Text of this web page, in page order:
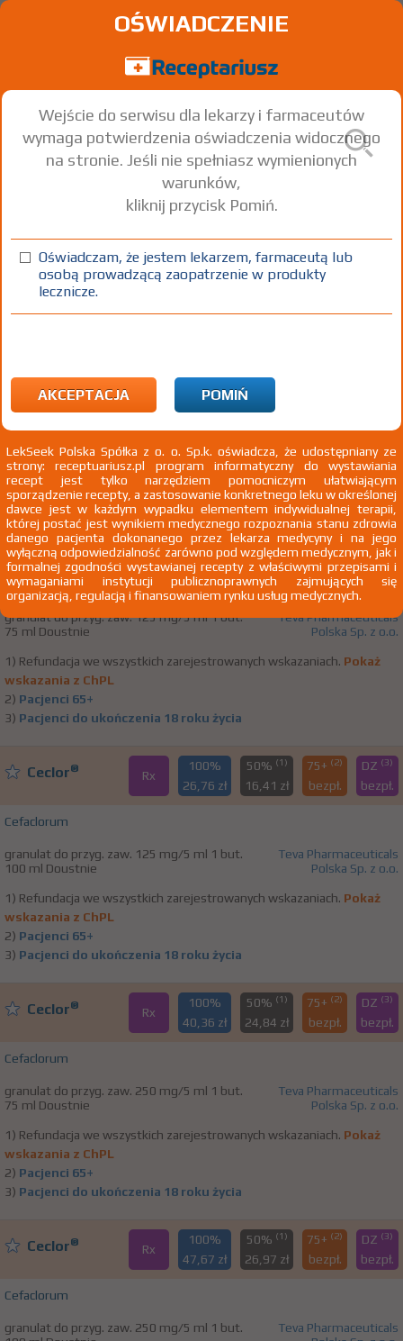
Znaleziono wyników:
J01 Leki przeciwbakteryjne stosowane ogólnie
J01D Inne antybiotyki β-laktamowe
J01DC04 Cefaklor
Ceclor® Rx
100%
21,14 zł
50%(1)
13,38 zł
75+(2)
bezpł.
DZ(3)
bezpł.
Cefaclorum
granulat do przyg. zaw. 125 mg/5 ml 1 but.
75 ml Doustnie
Teva Pharmaceuticals
Polska Sp. z o.o.
1) Refundacja we wszystkich zarejestrowanych wskazaniach. Pokaż
wskazania z ChPL
2) Pacjenci 65+
3) Pacjenci do ukończenia 18 roku życia
Ceclor® Rx
100%
26,76 zł
50% (1)
16,41 zł
75+ (2)
bezpł.
DZ (3)
bezpł.
Cefaclorum
granulat do przyg. zaw. 125 mg/5 ml 1 but.
100 ml Doustnie
Teva Pharmaceuticals
Polska Sp. z o.o.
1) Refundacja we wszystkich zarejestrowanych wskazaniach. Pokaż
wskazania z ChPL
2) Pacjenci 65+
3) Pacjenci do ukończenia 18 roku życia
Ceclor® Rx
100%
40,36 zł
50% (1)
24,84 zł
75+ (2)
bezpł.
DZ (3)
bezpł.
Cefaclorum
granulat do przyg. zaw. 250 mg/5 ml 1 but.
75 ml Doustnie
Teva Pharmaceuticals
Polska Sp. z o.o.
1) Refundacja we wszystkich zarejestrowanych wskazaniach. Pokaż
wskazania z ChPL
2) Pacjenci 65+
3) Pacjenci do ukończenia 18 roku życia
Ceclor® Rx
100%
47,67 zł
50% (1)
26,97 zł
75+ (2)
bezpł.
DZ (3)
bezpł.
Cefaclorum
granulat do przyg. zaw. 250 mg/5 ml 1 but.
Teva Pharmaceuticals
OŚWIADCZENIE
Wejście do serwisu dla lekarzy i farmaceutów
wymaga potwierdzenia oświadczenia widocznego
na stronie. Jeśli nie spełniasz wymienionych
warunków,
kliknij przycisk Pomiń.
Oświadczam, że jestem lekarzem, farmaceutą lub
osobą prowadzącą zaopatrzenie w produkty
lecznicze.
AKCEPTACJA POMIŃ
LekSeek Polska Spółka z o. o. Sp.k. oświadcza, że udostępniany ze
strony: receptuariusz.pl program informatyczny do wystawiania
recept jest tylko narzędziem pomocniczym ułatwiającym
sporządzenie recepty, a zastosowanie konkretnego leku w określonej
dawce jest w każdym wypadku elementem indywidualnej terapii,
której postać jest wynikiem medycznego rozpoznania stanu zdrowia
danego pacjenta dokonanego przez lekarza medycyny i na jego
wyłączną odpowiedzialność zarówno pod względem medycznym, jak i
formalnej zgodności wystawianej recepty z właściwymi przepisami i
wymaganiami instytucji publicznoprawnych zajmujących się
organizacją, regulacją i finansowaniem rynku usług medycznych.